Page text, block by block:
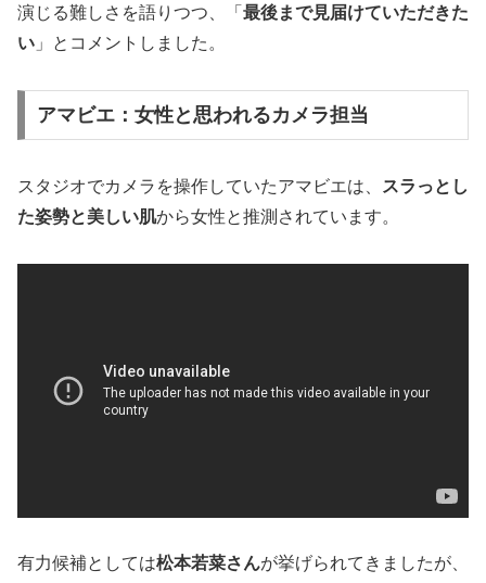
演じる難しさを語りつつ、「 最後まで見届けていただきた
い 」とコメントしました。
アマビエ：女性と思われるカメラ担当
スタジオでカメラを操作していたアマビエは、
スラっとし
た姿勢と美しい肌から女性と推測されています。
有力候補としては松本若菜さんが挙げられてきましたが、